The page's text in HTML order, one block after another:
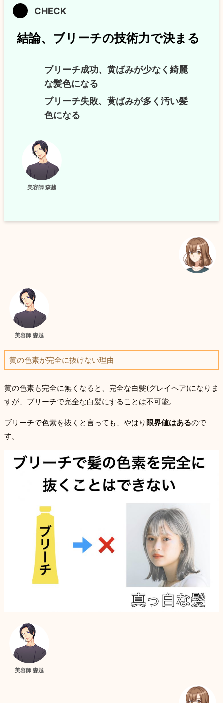
結論、ブリーチの技術力で決まる
ブリーチ成功、黄ばみが少なく綺麗
な髪色になる
ブリーチ失敗、黄ばみが多く汚い髪
色になる
美容師 森越
美容師 森越
黄の色素が完全に抜けない理由
黄の色素も完全に無くなると、完全な白髪(グレイヘア)になりま
すが、ブリーチで完全な白髪にすることは不可能。
ブリーチで色素を抜くと言っても、やはり 限界値はあるので
す。
美容師 森越